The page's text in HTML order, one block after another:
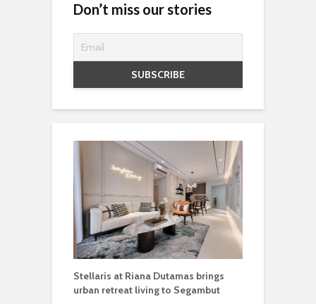
Don’t miss our stories
Stellaris at Riana Dutamas brings
urban retreat living to Segambut